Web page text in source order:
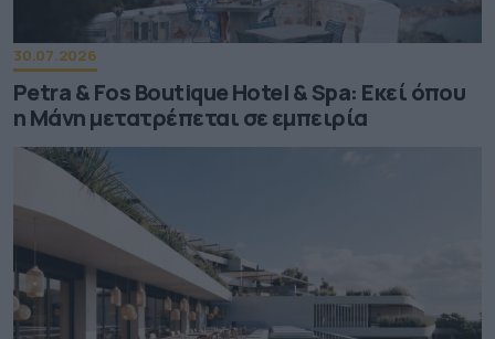
30.07.2026
Petra & Fos Boutique Hotel & Spa: Εκεί όπου
η Μάνη μετατρέπεται σε εμπειρία